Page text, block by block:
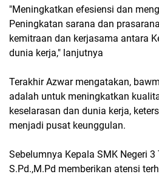
"Meningkatkan efesiensi dan
Peningkatan sarana dan
kemitraan dan kerjasama antara
dunia kerja," lanjutnya
Terakhir Azwar mengatakan,
adalah untuk meningkatkan
keselarasan dan dunia kerja,
menjadi pusat keunggulan.
Sebelumnya Kepala SMK Negeri
S.Pd.,M.Pd memberikan atensi